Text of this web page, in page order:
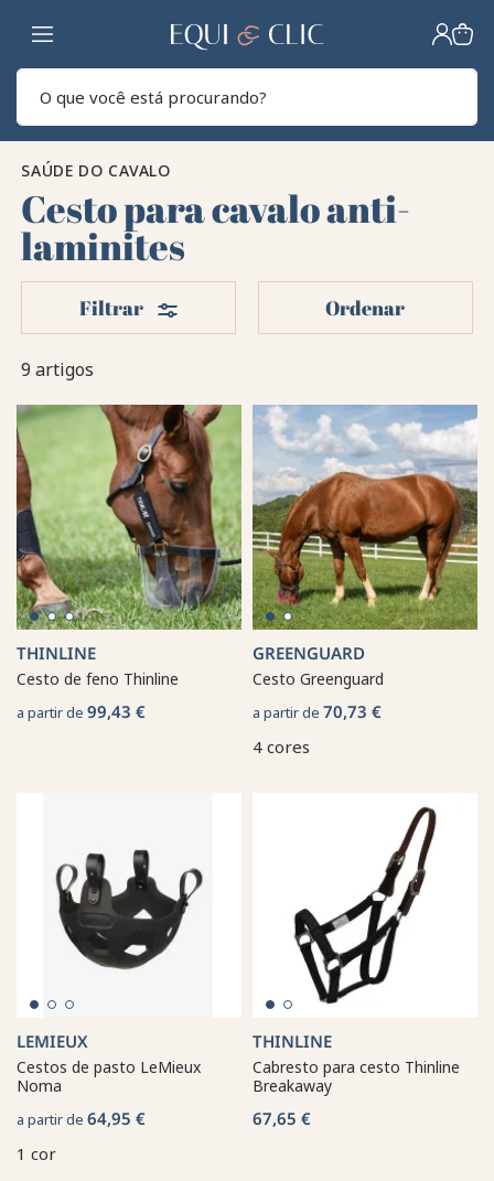
Lar
SAÚDE DO CAVALO
Cesto para cavalo anti-
laminites
9 artigos
Filtrar Filters Ordenar
THINLINE
Cesto de feno Thinline
a partir de 99,43 €
GREENGUARD
Cesto Greenguard
a partir de 70,73 €
4 cores
LEMIEUX
Cestos de pasto LeMieux
Noma
a partir de 64,95 €
1 cor
THINLINE
Cabresto para cesto Thinline
Breakaway
67,65 €